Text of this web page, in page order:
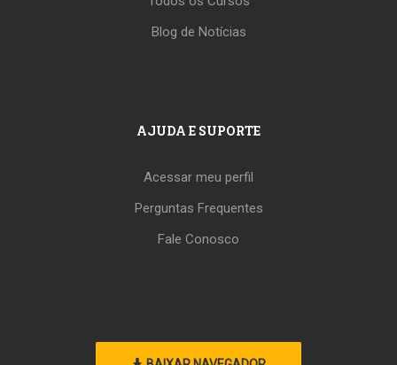
Blog de Notícias
AJUDA E SUPORTE
Acessar meu perfil
Perguntas Frequentes
Fale Conosco